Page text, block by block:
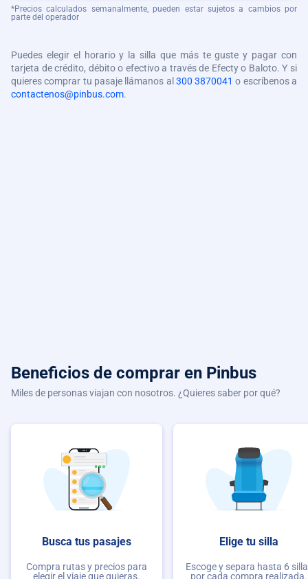
*Precios calculados semanalmente, pueden estar sujetos a cambios por
parte del operador
Puedes elegir el horario y la silla que más te guste y pagar con
tarjeta de crédito, débito o efectivo a través de Efecty o Baloto. Y si
quieres comprar tu pasaje llámanos al 300 3870041 o escríbenos a
contactenos@pinbus.com.
Beneficios de comprar en Pinbus
Miles de personas viajan con nosotros. ¿Quieres saber por qué?
Busca tus pasajes
Compra rutas y precios para
elegir el viaje que quieras.
Elige tu silla
Escoge y separa hasta 6
por cada compra realizada.